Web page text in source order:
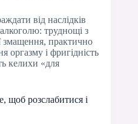
від наслідків
труднощі з
змащення, практично
оргазму і фригідність
келихи «для
щоб розслабитися і